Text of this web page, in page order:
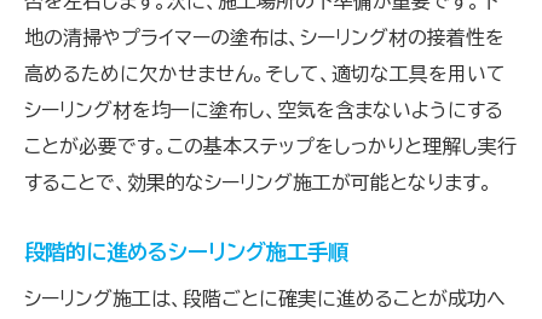
地の清掃やプライマーの塗布は、シーリング材の接着性を
高めるために欠かせません。そして、適切な工具を用いて
シーリング材を均一に塗布し、空気を含まないようにする
ことが必要です。この基本ステップをしっかりと理解し実行
することで、効果的なシーリング施工が可能となります。
段階的に進めるシーリング施工手順
シーリング施工は、段階ごとに確実に進めることが成功へ